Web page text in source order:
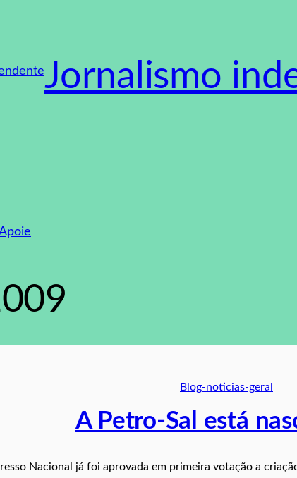
Jornalismo
Blog-noticias-geral
A Petro-Sal está
Nacional já foi aprovada em primeira votação a